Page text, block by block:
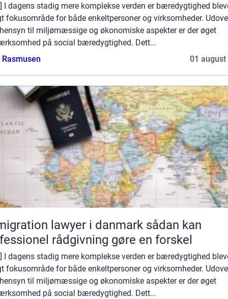
I dagens stadig mere komplekse verden er bæredygtighed
fokusområde for både enkeltpersoner og virksomheder.
til miljømæssige og økonomiske aspekter er der øget
på social bæredygtighed. Dett...
01 august
lawyer i danmark sådan kan
rådgivning gøre en forskel
I dagens stadig mere komplekse verden er bæredygtighed
fokusområde for både enkeltpersoner og virksomheder.
til miljømæssige og økonomiske aspekter er der øget
på social bæredygtighed. Dett...